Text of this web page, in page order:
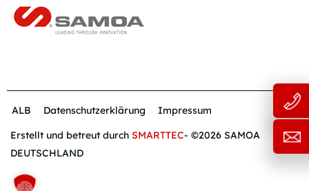
ALB Datenschutzerklärung
Impressum
Erstellt und betreut durch SMARTTEC- ©2026 SAMOA
DEUTSCHLAND